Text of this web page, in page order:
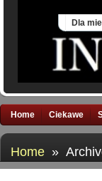
Dla
Home Ciekawe
Home »